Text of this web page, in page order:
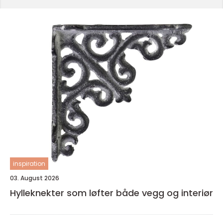
inspiration
03. August 2026
Hylleknekter som løfter både vegg og interiør